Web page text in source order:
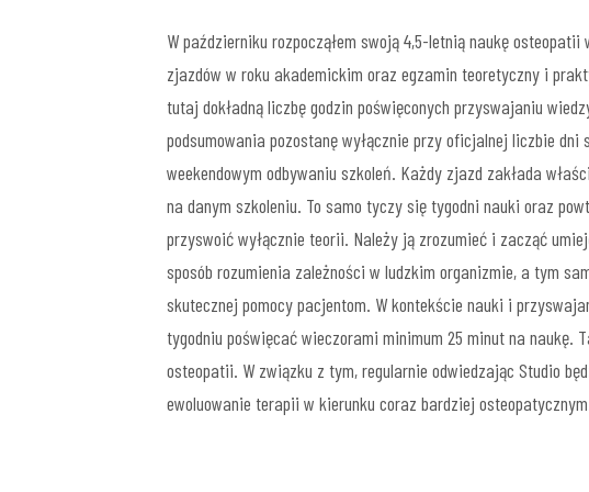
W październiku rozpocząłem swoją 4,5-letnią naukę
zjazdów w roku akademickim oraz egzamin teoretyczny i
tutaj dokładną liczbę godzin poświęconych przyswajaniu
podsumowania pozostanę wyłącznie przy oficjalnej liczbie
weekendowym odbywaniu szkoleń. Każdy zjazd zakłada
na danym szkoleniu. To samo tyczy się tygodni nauki oraz
przyswoić wyłącznie teorii. Należy ją zrozumieć i zacząć
sposób rozumienia zależności w ludzkim organizmie, a tym
skutecznej pomocy pacjentom. W kontekście nauki i
tygodniu poświęcać wieczorami minimum 25 minut na naukę.
osteopatii. W związku z tym, regularnie odwiedzając Studio
ewoluowanie terapii w kierunku coraz bardziej